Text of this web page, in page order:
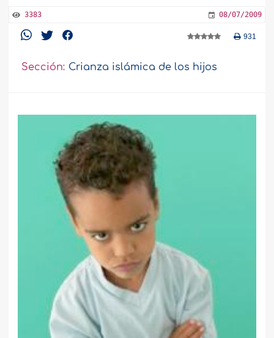
3383 08/07/2009
931
Sección: Crianza islámica de los hijos